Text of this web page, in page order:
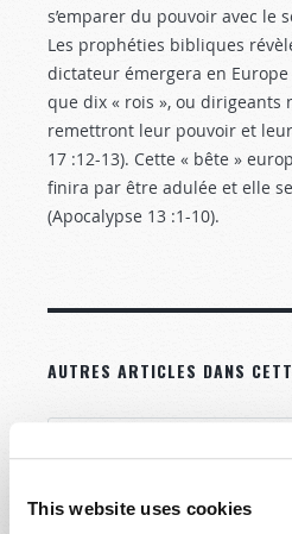
This website uses cookies
s’emparer du pouvoir avec le
Les prophéties bibliques
dictateur émergera en
que dix « rois », ou dirigeants
remettront leur pouvoir et
17 :12-13). Cette « bête »
finira par être adulée et elle
(Apocalypse 13 :1-10).
AUTRES ARTICLES DANS